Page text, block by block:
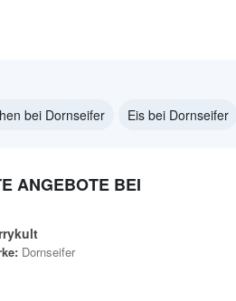
bei Dornseifer
Eis bei Dornseifer
ANGEBOTE BEI
Dornseifer